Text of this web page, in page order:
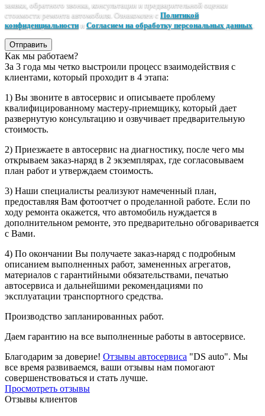
заявки, обратного звонка, консультации и предварительной оценки
стоимости ремонта автомобиля. Ознакомлен с Политикой
конфиденциальностии Согласием на обработку персональных данных
Отправить
Как мы работаем?
За 3 года мы четко выстроили процесс взаимодействия с
клиентами, который проходит в 4 этапа:
1) Вы звоните в автосервис и описываете проблему
квалифицированному мастеру-приемщику, который дает
развернутую консультацию и озвучивает предварительную
стоимость.
2) Приезжаете в автосервис на диагностику, после чего мы
открываем заказ-наряд в 2 экземплярах, где согласовываем
план работ и утверждаем стоимость.
3) Наши специалисты реализуют намеченный план,
предоставляя Вам фотоотчет о проделанной работе. Если по
ходу ремонта окажется, что автомобиль нуждается в
дополнительном ремонте, это предварительно обговаривается
с Вами.
4) По окончании Вы получаете заказ-наряд с подробным
описанием выполненных работ, замененных агрегатов,
материалов с гарантийными обязательствами, печатью
автосервиса и дальнейшими рекомендациями по
эксплуатации транспортного средства.
Производство запланированных работ.
Даем гарантию на все выполненные работы в автосервисе.
Благодарим за доверие! Отзывы автосервиса "DS auto". Мы
все время развиваемся, ваши отзывы нам помогают
совершенствоваться и стать лучше.
Просмотреть отзывы
Отзывы клиентов